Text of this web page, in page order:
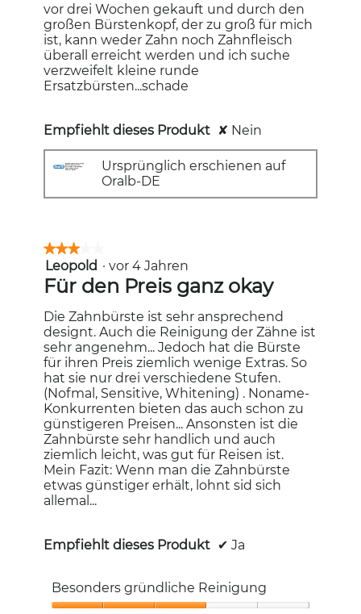
vor drei Wochen gekauft und durch den
großen Bürstenkopf, der zu groß für mich
ist, kann weder Zahn noch Zahnfleisch
überall erreicht werden und ich suche
verzweifelt kleine runde
Ersatzbürsten...schade
Empfiehlt dieses Produkt ✘ Nein
Ursprünglich erschienen auf
Oralb-DE
★★★★★
★★★★★
3
von
5
Sternen.
Leopold · vor 4 Jahren
Für den Preis ganz okay
Die Zahnbürste ist sehr ansprechend
designt. Auch die Reinigung der Zähne ist
sehr angenehm... Jedoch hat die Bürste
für ihren Preis ziemlich wenige Extras. So
hat sie nur drei verschiedene Stufen.
(Nofmal, Sensitive, Whitening) . Noname-
Konkurrenten bieten das auch schon zu
günstigeren Preisen... Ansonsten ist die
Zahnbürste sehr handlich und auch
ziemlich leicht, was gut für Reisen ist.
Mein Fazit: Wenn man die Zahnbürste
etwas günstiger erhält, lohnt sid sich
allemal...
Empfiehlt dieses Produkt ✔ Ja
Besonders gründliche Reinigung